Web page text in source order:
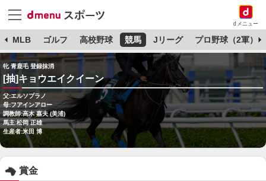
dメニュー
MLB ゴルフ 高校野球 競馬 Jリーグ プロ野球（2軍）
牝 青鹿毛 登録抹消
[抽]キョウエイクイーン
父:エルソプラノ
母:フアインアロー
調教師:高木 嘉夫 (美浦)
馬主:松岡 正雄
生産者:米田 博
賞金